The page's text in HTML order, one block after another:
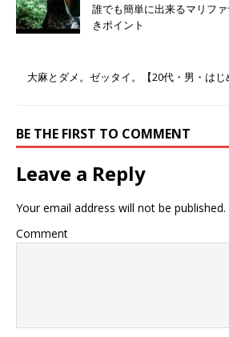
誰でも簡単に出来るマリフ
きポイント
大麻とダメ。ゼッタイ。【20代・男・は
BE THE FIRST TO COMMENT
Leave a Reply
Your email address will not be published.
Comment